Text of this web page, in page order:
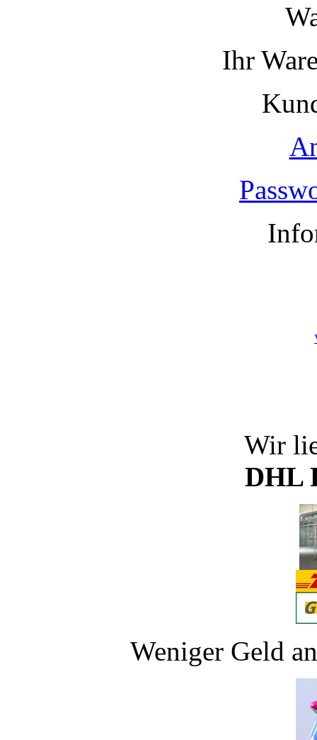
Ihr
Wir
DHL
Weniger Geld